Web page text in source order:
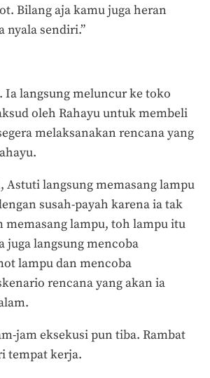
Bilang aja kamu juga heran
nyala sendiri.”
langsung meluncur ke toko
oleh Rahayu untuk membeli
melaksanakan rencana yang
Astuti langsung memasang lampu
susah-payah karena ia tak
memasang lampu, toh lampu itu
juga langsung mencoba
lampu dan mencoba
rencana yang akan ia
jam eksekusi pun tiba. Rambat
tempat kerja.